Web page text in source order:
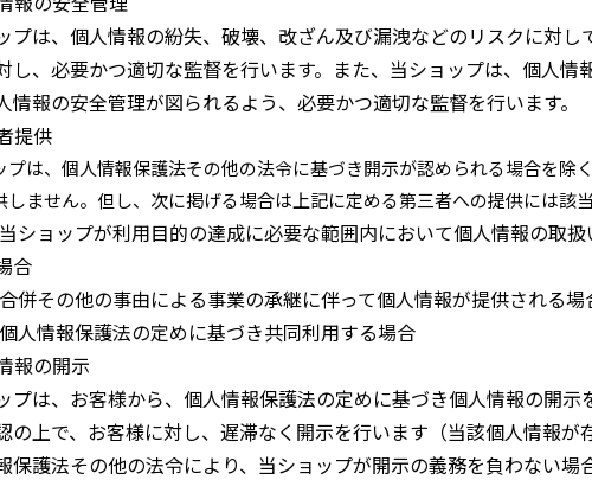
プは、個人情報の紛失、破壊、改ざん及び漏洩などのリスクに対
し、必要かつ適切な監督を行います。また、当ショップは、個人
情報の安全管理が図られるよう、必要かつ適切な監督を行います。
提供
プは、個人情報保護法その他の法令に基づき開示が認められる場合を
しません。但し、次に掲げる場合は上記に定める第三者への提供には該当
当ショップが利用目的の達成に必要な範囲内において個人情報の取
合
合併その他の事由による事業の承継に伴って個人情報が提供される場
個人情報保護法の定めに基づき共同利用する場合
報の開示
プは、お客様から、個人情報保護法の定めに基づき個人情報の開
の上で、お客様に対し、遅滞なく開示を行います（当該個人情報が
保護法その他の法令により、当ショップが開示の義務を負わない場